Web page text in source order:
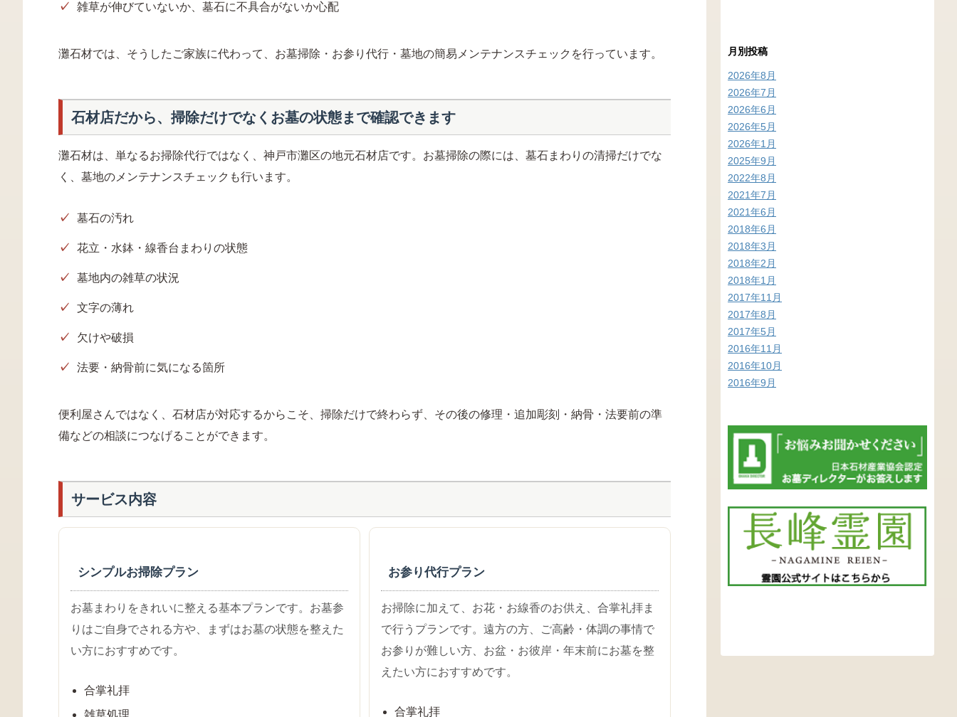
雑草が伸びていないか、墓石に不具合がないか心配
灘石材では、そうしたご家族に代わって、お墓掃除・お参り代行・墓地の簡易メンテナンスチェックを行っています。
石材店だから、掃除だけでなくお墓の状態まで確認できます
灘石材は、単なるお掃除代行ではなく、神戸市灘区の地元石材店です。お墓掃除の際には、墓石まわりの清掃だけでな
く、墓地のメンテナンスチェックも行います。
墓石の汚れ
花立・水鉢・線香台まわりの状態
墓地内の雑草の状況
文字の薄れ
欠けや破損
法要・納骨前に気になる箇所
便利屋さんではなく、石材店が対応するからこそ、掃除だけで終わらず、その後の修理・追加彫刻・納骨・法要前の準
備などの相談につなげることができます。
サービス内容
シンプルお掃除プラン
お墓まわりをきれいに整える基本プランです。お墓参
りはご自身でされる方や、まずはお墓の状態を整えた
い方におすすめです。
合掌礼拝
雑草処理
お参り代行プラン
お掃除に加えて、お花・お線香のお供え、合掌礼拝ま
で行うプランです。遠方の方、ご高齢・体調の事情で
お参りが難しい方、お盆・お彼岸・年末前にお墓を整
えたい方におすすめです。
合掌礼拝
月別投稿
2026年8月
2026年7月
2026年6月
2026年5月
2026年1月
2025年9月
2022年8月
2021年7月
2021年6月
2018年6月
2018年3月
2018年2月
2018年1月
2017年11月
2017年8月
2017年5月
2016年11月
2016年10月
2016年9月